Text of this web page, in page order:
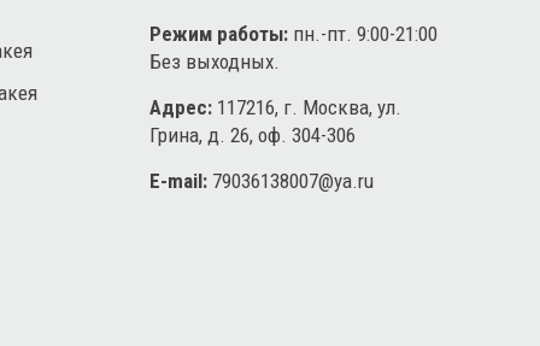
Режим работы: пн.-пт. 9:00-21:00
Без выходных.
Адрес: 117216, г. Москва, ул.
Грина, д. 26, оф. 304-306
E-mail: 79036138007@ya.ru